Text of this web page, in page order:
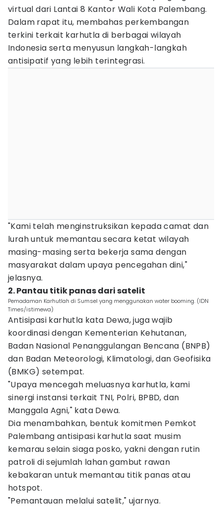
virtual dari Lantai 8 Kantor Wali Kota Palembang.
Dalam rapat itu, membahas perkembangan
terkini terkait karhutla di berbagai wilayah
Indonesia serta menyusun langkah-langkah
antisipatif yang lebih terintegrasi.
"Kami telah menginstruksikan kepada camat dan
lurah untuk memantau secara ketat wilayah
masing-masing serta bekerja sama dengan
masyarakat dalam upaya pencegahan dini,"
jelasnya.
2. Pantau titik panas dari satelit
Pemadaman Karhutlah di Sumsel yang menggunakan water booming. (IDN
Times/istimewa)
Antisipasi karhutla kata Dewa, juga wajib
koordinasi dengan Kementerian Kehutanan,
Badan Nasional Penanggulangan Bencana (BNPB)
dan Badan Meteorologi, Klimatologi, dan Geofisika
(BMKG) setempat.
"Upaya mencegah meluasnya karhutla, kami
sinergi instansi terkait TNI, Polri, BPBD, dan
Manggala Agni," kata Dewa.
Dia menambahkan, bentuk komitmen Pemkot
Palembang antisipasi karhutla saat musim
kemarau selain siaga posko, yakni dengan rutin
patroli di sejumlah lahan gambut rawan
kebakaran untuk memantau titik panas atau
hotspot.
"Pemantauan melalui satelit," ujarnya.